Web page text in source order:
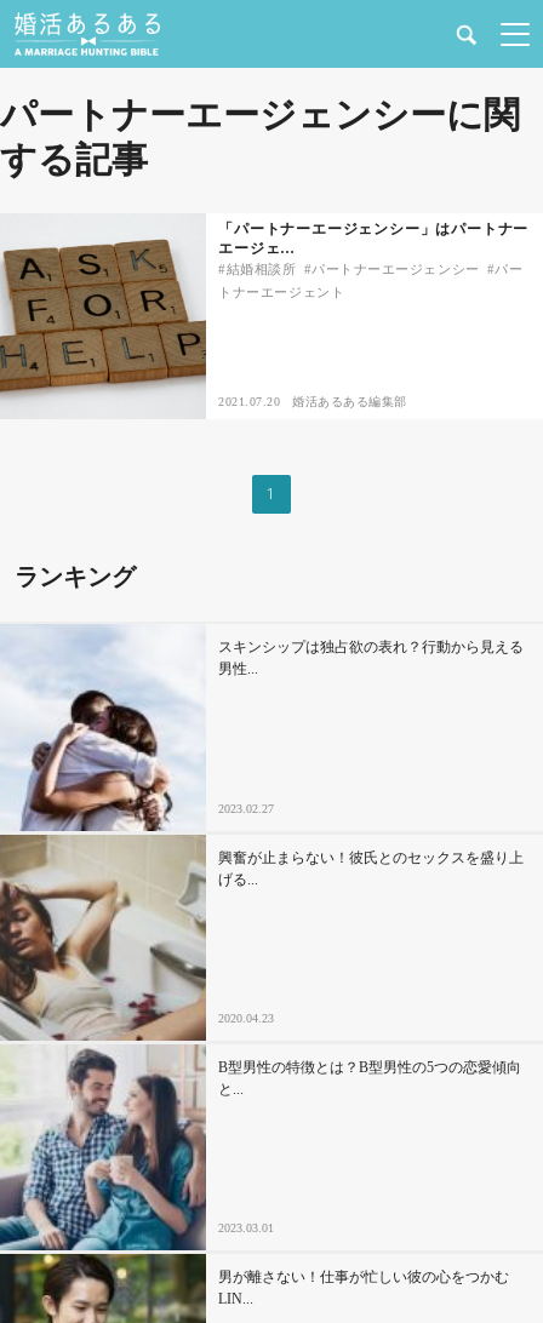
健康
婚活と結婚
出会い
合コン・街コン
仕事とキャリア
特集
ファッション・美容
グルメ
趣味・旅行
セックスライフ
不倫・だめ男
感動
心の処方箋
パートナーエージェンシーに関
する記事
「パートナーエージェンシー」はパートナー
エージェ…
結婚相談所 パートナーエージェンシー
パー
トナーエージェント
2021.07.20 婚活あるある編集部
1
ランキング
スキンシップは独占欲の表れ？行動から見える
男性...
2023.02.27
興奮が止まらない！彼氏とのセックスを盛り上
げる...
2020.04.23
B型男性の特徴とは？B型男性の5つの恋愛傾向
と...
2023.03.01
男が離さない！仕事が忙しい彼の心をつかむ
LIN...